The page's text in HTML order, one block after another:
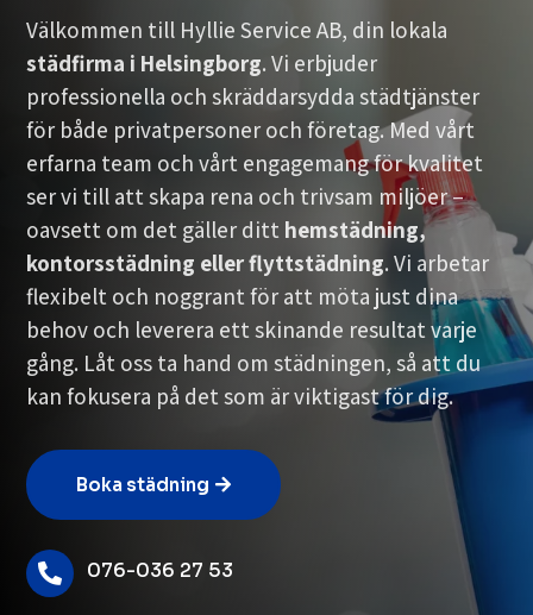
Välkommen till Hyllie Service AB, din lokala
städfirma i Helsingborg. Vi erbjuder
professionella och skräddarsydda städtjänster
för både privatpersoner och företag. Med vårt
erfarna team och vårt engagemang för kvalitet
ser vi till att skapa rena och trivsam miljöer –
oavsett om det gäller ditt hemstädning,
kontorsstädning eller flyttstädning. Vi arbetar
flexibelt och noggrant för att möta just dina
behov och leverera ett skinande resultat varje
gång. Låt oss ta hand om städningen, så att du
kan fokusera på det som är viktigast för dig.
Boka städning
 076-036 27 53